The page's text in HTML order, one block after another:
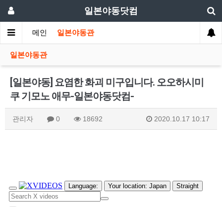
일본야동닷컴
메인 일본야동관
일본야동관
[일본야동] 요염한 화괴 미구입니다. 오오하시미
쿠 기모노 애무-일본야동닷컴-
관리자 0 18692 2020.10.17 10:17